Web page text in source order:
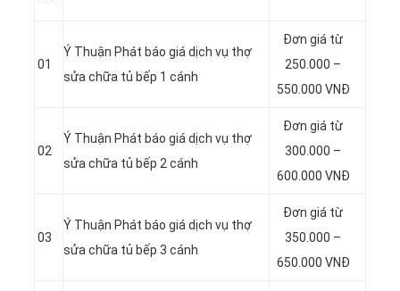
01
Ý Thuận Phát báo giá dịch vụ thợ
sửa chữa tủ bếp 1 cánh
Đơn giá từ
250.000 –
550.000 VNĐ
02
Ý Thuận Phát báo giá dịch vụ thợ
sửa chữa tủ bếp 2 cánh
Đơn giá từ
300.000 –
600.000 VNĐ
03
Ý Thuận Phát báo giá dịch vụ thợ
sửa chữa tủ bếp 3 cánh
Đơn giá từ
350.000 –
650.000 VNĐ